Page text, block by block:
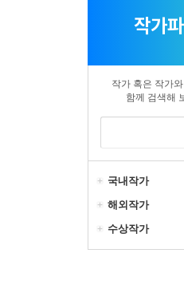
작가
작가 혹은 작가
함께 검색해
국내작가
해외작가
수상작가